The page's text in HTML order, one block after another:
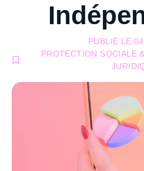
PUBLIÉ LE
PROTECTION SOCIALE